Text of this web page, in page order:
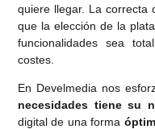
quiere llegar. La correcta
que la elección de la
funcionalidades sea
costes.
En Develmedia nos
necesidades tiene su
digital de una forma